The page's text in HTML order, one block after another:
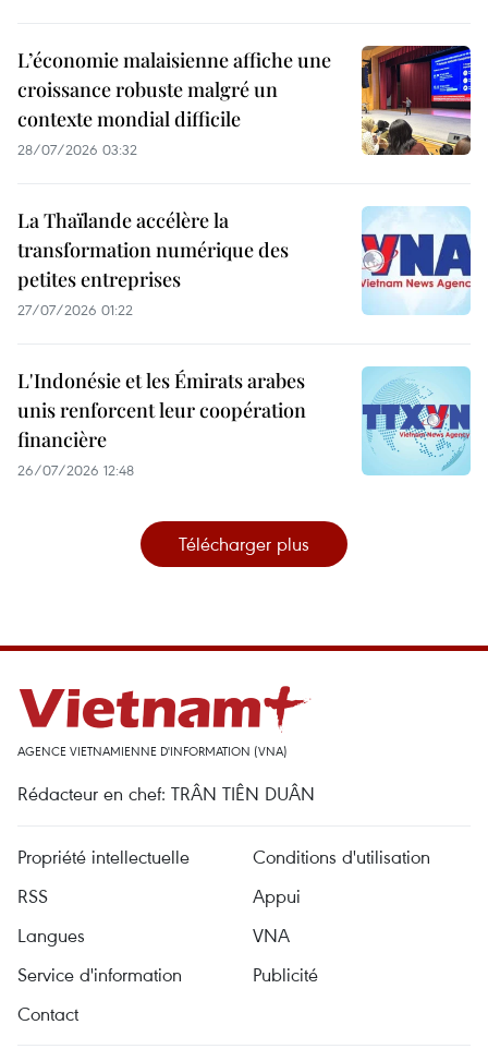
L’économie malaisienne affiche une
croissance robuste malgré un
contexte mondial difficile
28/07/2026 03:32
La Thaïlande accélère la
transformation numérique des
petites entreprises
27/07/2026 01:22
L'Indonésie et les Émirats arabes
unis renforcent leur coopération
financière
26/07/2026 12:48
Télécharger plus
AGENCE VIETNAMIENNE D'INFORMATION (VNA)
Rédacteur en chef: TRÂN TIÊN DUÂN
Propriété intellectuelle
Conditions d'utilisation
RSS
Appui
Langues
VNA
Service d'information
Publicité
Contact